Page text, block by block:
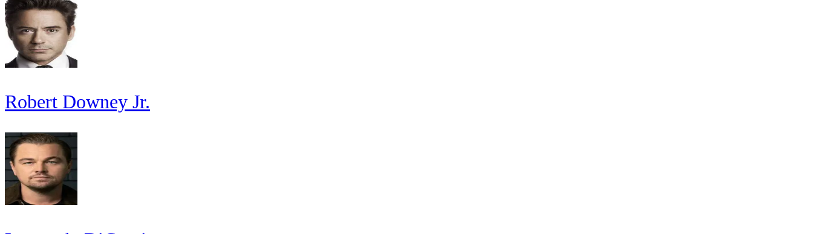
Robert Downey Jr.